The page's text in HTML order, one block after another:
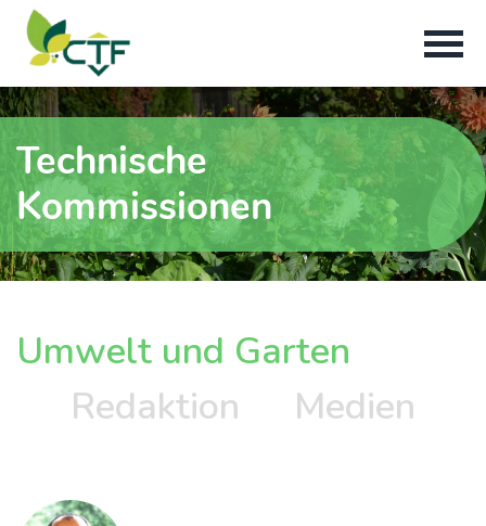
Technische
Kommissionen
Umwelt und Garten
Redaktion
Medien